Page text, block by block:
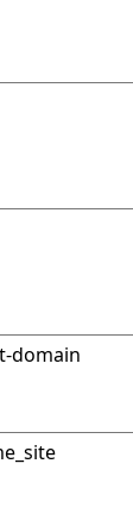
domain